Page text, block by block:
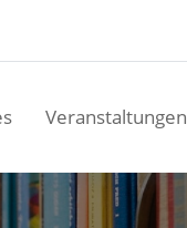
Veranstaltungen